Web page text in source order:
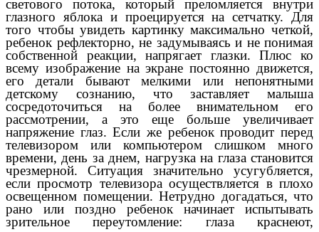
светового потока, который преломляется внутри
глазного яблока и проецируется на сетчатку. Для
того чтобы увидеть картинку максимально четкой,
ребенок рефлекторно, не задумываясь и не понимая
собственной реакции, напрягает глазки. Плюс ко
всему изображение на экране постоянно движется,
его детали бывают мелкими или непонятными
детскому сознанию, что заставляет малыша
сосредоточиться на более внимательном его
рассмотрении, а это еще больше увеличивает
напряжение глаз. Если же ребенок проводит перед
телевизором или компьютером слишком много
времени, день за днем, нагрузка на глаза становится
чрезмерной. Ситуация значительно усугубляется,
если просмотр телевизора осуществляется в плохо
освещенном помещении. Нетрудно догадаться, что
рано или поздно ребенок начинает испытывать
зрительное переутомление: глаза краснеют,